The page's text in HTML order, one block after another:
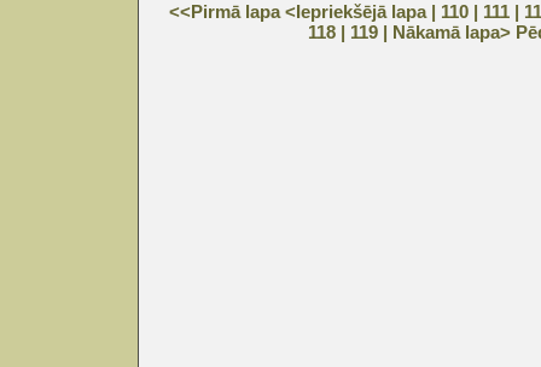
<<Pirmā lapa<Iepriekšējā lapa | 110 | 111|
118| 119| Nākamā lapa>